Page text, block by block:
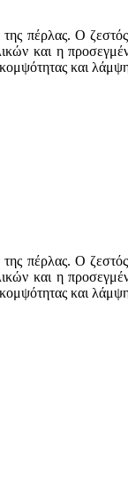
πέρλας. Ο ζεστός
και η
και
πέρλας. Ο ζεστός
και η
και